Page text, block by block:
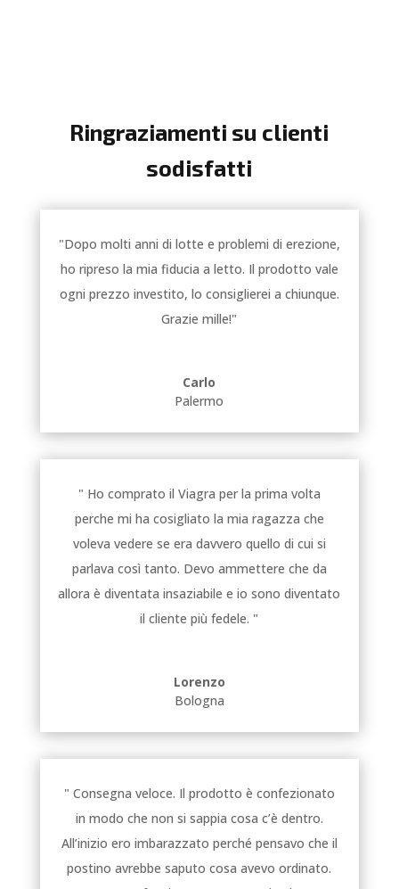
Ringraziamenti su clienti
sodisfatti
"Dopo molti anni di lotte e problemi di erezione,
ho ripreso la mia fiducia a letto. Il prodotto vale
ogni prezzo investito, lo consiglierei a chiunque.
Grazie mille!"
Carlo
Palermo
" Ho comprato il Viagra per la prima volta
perche mi ha cosigliato la mia ragazza che
voleva vedere se era davvero quello di cui si
parlava così tanto. Devo ammettere che da
allora è diventata insaziabile e io sono diventato
il cliente più fedele. "
Lorenzo
Bologna
" Consegna veloce. Il prodotto è confezionato
in modo che non si sappia cosa c’è dentro.
All’inizio ero imbarazzato perché pensavo che il
postino avrebbe saputo cosa avevo ordinato.